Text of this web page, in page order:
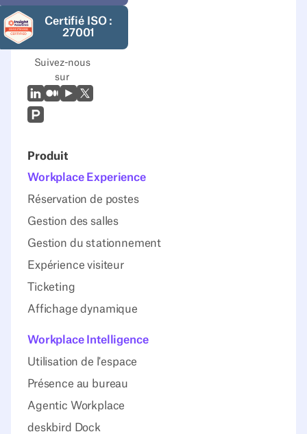
Certifié ISO :
27001
Suivez-nous
sur
LinkedIn
MoyenYoutubeX (Twitter)
Prodcut Hunt
Produit
Workplace Experience
Réservation de postes
Gestion des salles
Gestion du stationnement
Expérience visiteur
Ticketing
Affichage dynamique
Workplace Intelligence
Utilisation de l'espace
Présence au bureau
Agentic Workplace
deskbird Dock